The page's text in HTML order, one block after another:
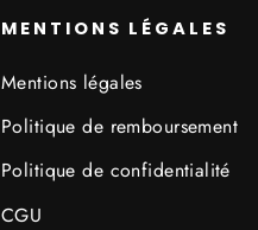
MENTIONS LÉGALES
Mentions légales
Politique de remboursement
Politique de confidentialité
CGU